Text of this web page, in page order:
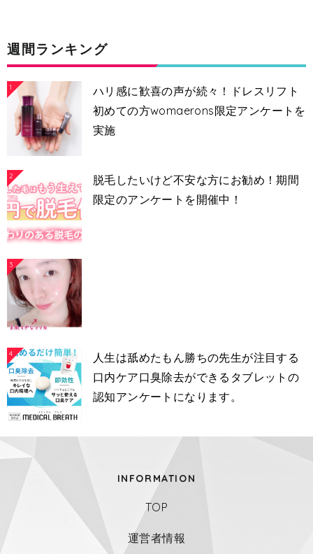
週間ランキング
1
ハリ感に歓喜の声が続々！ドレスリフト
初めての方womaerons限定アンケートを
実施
2
脱毛したいけど不安な方にお勧め！期間
限定のアンケートを開催中！
3
4
人生は舐めたもん勝ちの先生が注目する
口内ケア口臭除去ができるタブレットの
認知アンケートになります。
INFORMATION
TOP
運営者情報